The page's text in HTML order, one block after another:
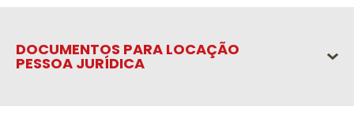
DOCUMENTOS PARA LOCAÇÃO
PESSOA JURÍDICA